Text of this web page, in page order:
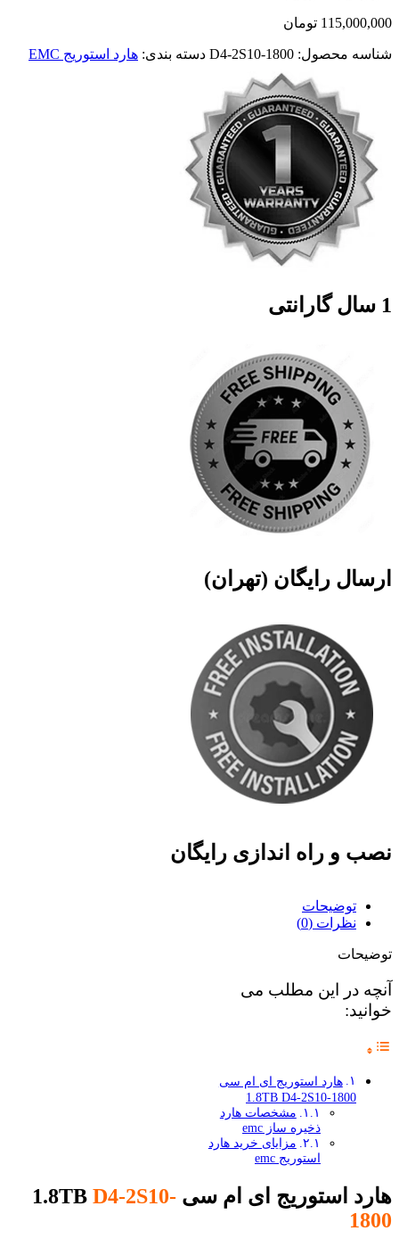
115,000,000 تومان
شناسه محصول: D4-2S10-1800 دسته بندی: هارد استوریج EMC
1 سال گارانتی
ارسال رایگان (تهران)
نصب و راه اندازی رایگان
توضیحات
نظرات (0)
توضیحات
آنچه در این مطلب می
خوانید:
هارد استوریج ای ام سی
1.8TB D4-2S10-1800
مشخصات هارد
ذخیره ساز emc
مزایای خرید هارد
استوریج emc
هارد استوریج ای ام سی 1.8TB D4-2S10-
1800